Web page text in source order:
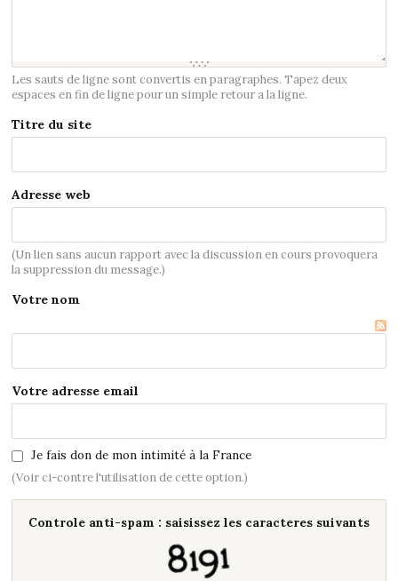
Les sauts de ligne sont convertis en paragraphes. Tapez deux
espaces en fin de ligne pour un simple retour a la ligne.
Titre du site
Adresse web
(Un lien sans aucun rapport avec la discussion en cours provoquera
la suppression du message.)
Votre nom
Votre adresse email
Je fais don de mon intimité à la France
(Voir ci-contre l'utilisation de cette option.)
Controle anti-spam : saisissez les caracteres suivants